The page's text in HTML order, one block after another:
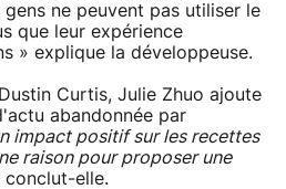
ne peuvent pas utiliser le
que leur expérience
» explique la développeuse.
Curtis, Julie Zhuo ajoute
abandonnée par
impact positif sur les recettes
raison pour proposer une
elle.